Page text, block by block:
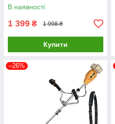
В наявності
1 399 ₴ 1 998 ₴
Купити
–26%